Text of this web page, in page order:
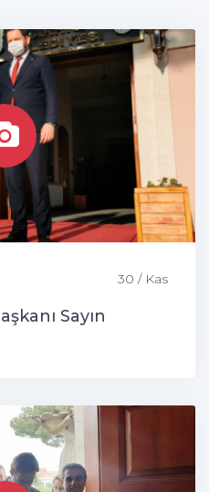
30 / Kas
Sayın